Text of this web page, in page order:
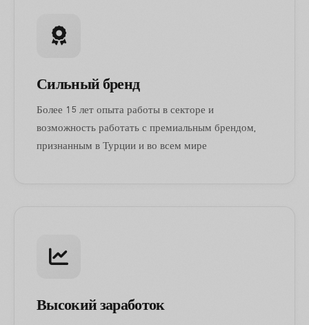
Сильный бренд
Более 15 лет опыта работы в секторе и
возможность работать с премиальным брендом,
признанным в Турции и во всем мире
Высокий заработок